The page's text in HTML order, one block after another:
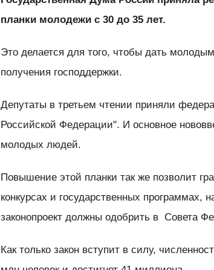
планки молодежи с 30 до 35 лет.
Это делается для того, чтобы дать
получения господдержки.
Депутаты в третьем чтении приняли
Российской Федерации". И основное
молодых людей.
Повышение этой планки так же позволит
конкурсах и государственных
законопроект должны одобрить в Совета
Как только закон вступит в силу,